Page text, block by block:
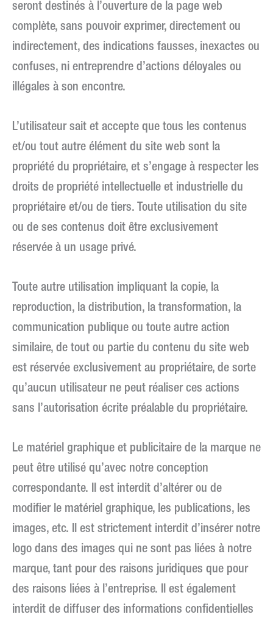
seront destinés à l’ouverture de la page web
complète, sans pouvoir exprimer, directement ou
indirectement, des indications fausses, inexactes ou
confuses, ni entreprendre d’actions déloyales ou
illégales à son encontre.
L’utilisateur sait et accepte que tous les contenus
et/ou tout autre élément du site web sont la
propriété du propriétaire, et s’engage à respecter les
droits de propriété intellectuelle et industrielle du
propriétaire et/ou de tiers. Toute utilisation du site
ou de ses contenus doit être exclusivement
réservée à un usage privé.
Toute autre utilisation impliquant la copie, la
reproduction, la distribution, la transformation, la
communication publique ou toute autre action
similaire, de tout ou partie du contenu du site web
est réservée exclusivement au propriétaire, de sorte
qu’aucun utilisateur ne peut réaliser ces actions
sans l’autorisation écrite préalable du propriétaire.
Le matériel graphique et publicitaire de la marque ne
peut être utilisé qu’avec notre conception
correspondante. Il est interdit d’altérer ou de
modifier le matériel graphique, les publications, les
images, etc. Il est strictement interdit d’insérer notre
logo dans des images qui ne sont pas liées à notre
marque, tant pour des raisons juridiques que pour
des raisons liées à l’entreprise. Il est également
interdit de diffuser des informations confidentielles